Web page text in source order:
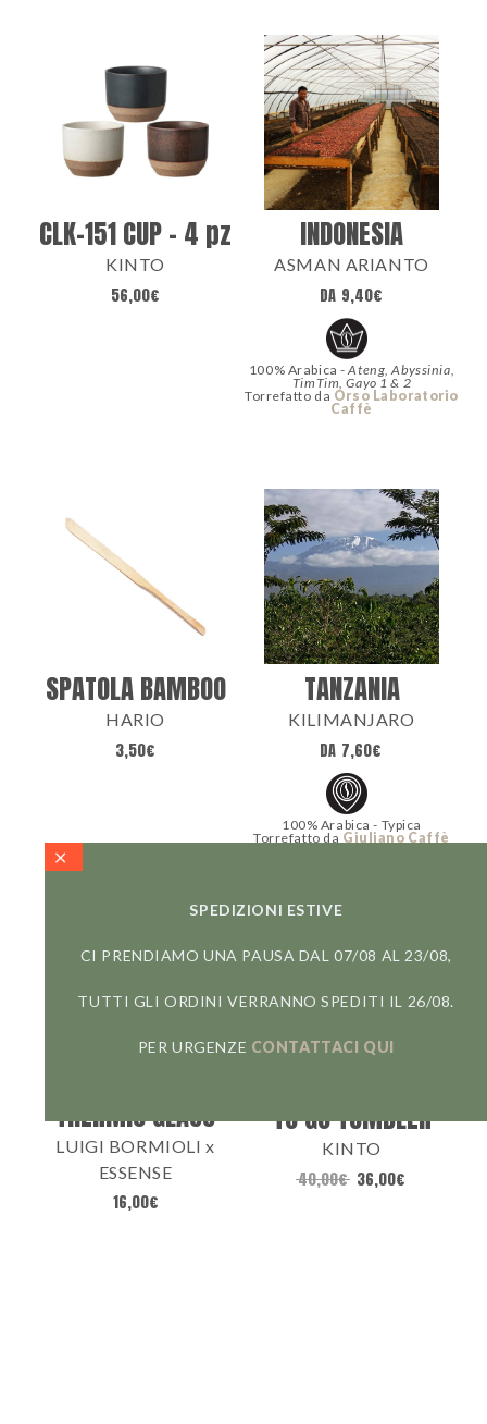
CLK-151 CUP – 4 pz
KINTO
56,00€
INDONESIA
ASMAN ARIANTO
DA 9,40€
100% Arabica -Ateng, Abyssinia,
TimTim, Gayo 1 & 2
Torrefatto da Orso Laboratorio
Caffè
SPATOLA BAMBOO
HARIO
3,50€
TANZANIA
KILIMANJARO
DA 7,60€
100% Arabica - Typica
Torrefatto da Giuliano Caffè
THERMIC GLASS
LUIGI BORMIOLI x
ESSENSE
16,00€
TO GO TUMBLER
KINTO
40,00€ 36,00€
SPEDIZIONI ESTIVE
CI PRENDIAMO UNA PAUSA DAL 07/08 AL 23/08,
TUTTI GLI ORDINI VERRANNO SPEDITI IL 26/08.
PER URGENZE CONTATTACI QUI